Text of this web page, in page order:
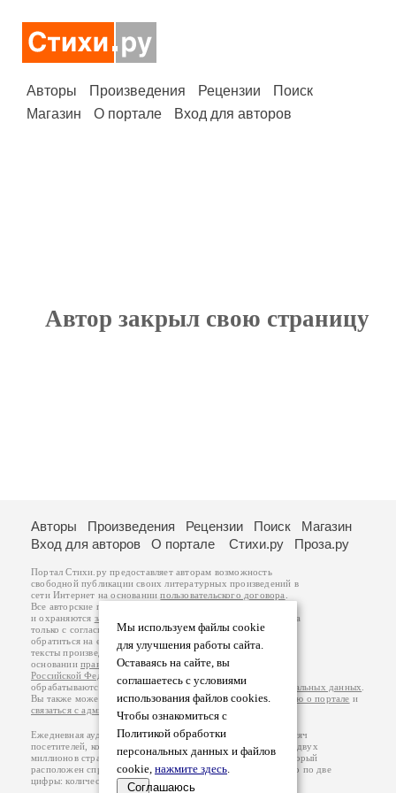
Авторы Произведения Рецензии
Поиск
Магазин
О портале Вход для авторов
Автор закрыл свою страницу
Мы используем файлы cookie
для улучшения работы сайта.
Оставаясь на сайте, вы
соглашаетесь с условиями
использования файлов cookies.
Чтобы ознакомиться с
Политикой обработки
персональных данных и файлов
cookie, нажмите здесь.
Соглашаюсь
Авторы Произведения Рецензии Поиск
Магазин
Вход для авторов
О портале Стихи.ру Проза.ру
Портал Стихи.ру предоставляет авторам возможность
свободной публикации своих литературных произведений в
сети Интернет на основаниипользовательского договора
Все авторские права на произведения принадлежат авторам
и охраняются законом
. Перепечатка произведений возможна
только с согласия его автора, к которому вы можете
обратиться на его авторской странице. Ответственность за
тексты произведений авторы несут самостоятельно на
основанииправил публикацииизаконодательства
Российской Федерации
обрабатываются на основанииПолитики обработки персональных данных
Вы также можете посмотреть более подробнуюинформацию о портале и
связаться с администрацией
Ежедневная аудитория портала Стихи.ру – порядка 200 тысяч
посетителей, которые в общей сумме просматривают более двух
миллионов страниц по данным счетчика посещаемости, который
расположен справа от этого текста. В каждой графе указано по две
цифры: количество просмотров и количество посетителей.